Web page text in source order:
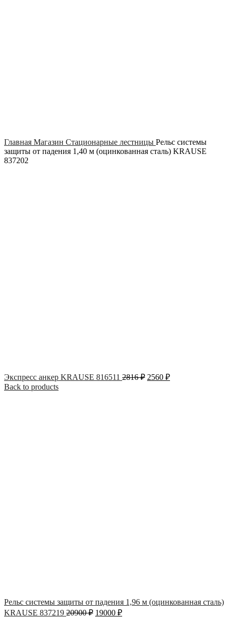
Главная Магазин Стационарные лестницы Рельс системы
защиты от падения 1,40 м (оцинкованная сталь) KRAUSE
837202
Экспресс анкер KRAUSE 816511 2816₽ 2560 ₽
Back to products
Рельс системы защиты от падения 1,96 м (оцинкованная сталь)
KRAUSE 837219 20900₽ 19000 ₽